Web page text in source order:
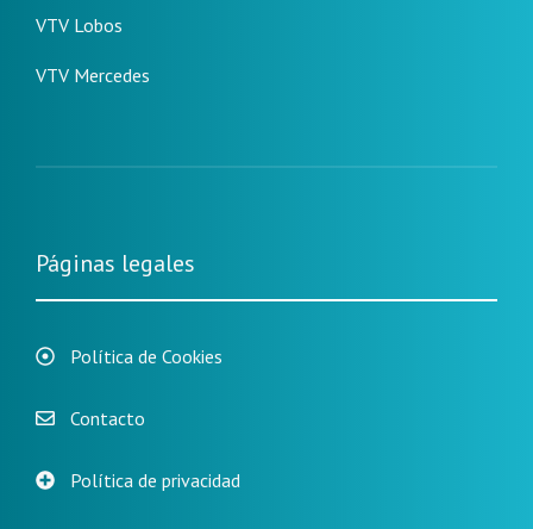
VTV Lobos
VTV Mercedes
Páginas legales
Política de Cookies
Contacto
Política de privacidad